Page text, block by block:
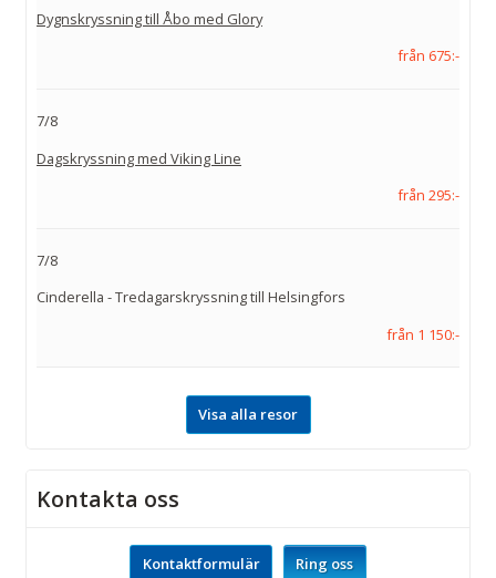
Dygnskryssning till Åbo med Glory
från 675:-
7/8
Dagskryssning med Viking Line
från 295:-
7/8
Cinderella - Tredagarskryssning till Helsingfors
från 1 150:-
Visa alla resor
Kontakta oss
Kontaktformulär Ring oss